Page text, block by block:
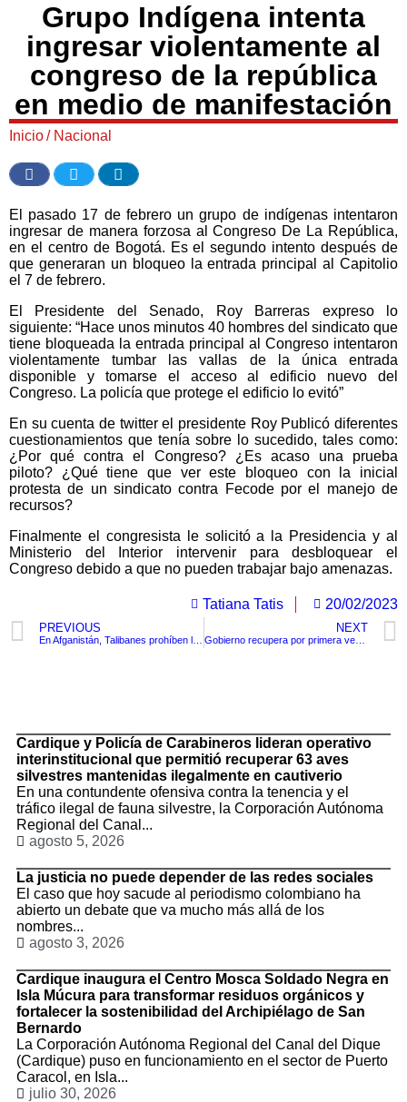
Grupo Indígena intenta
ingresar violentamente al
congreso de la república
en medio de manifestación
Inicio/ Nacional
El pasado 17 de febrero un grupo de indígenas intentaron
ingresar de manera forzosa al Congreso De La República,
en el centro de Bogotá. Es el segundo intento después de
que generaran un bloqueo la entrada principal al Capitolio
el 7 de febrero.
El Presidente del Senado, Roy Barreras expreso lo
siguiente: “Hace unos minutos 40 hombres del sindicato que
tiene bloqueada la entrada principal al Congreso intentaron
violentamente tumbar las vallas de la única entrada
disponible y tomarse el acceso al edificio nuevo del
Congreso. La policía que protege el edificio lo evitó”
En su cuenta de twitter el presidente Roy Publicó diferentes
cuestionamientos que tenía sobre lo sucedido, tales como:
¿Por qué contra el Congreso? ¿Es acaso una prueba
piloto? ¿Qué tiene que ver este bloqueo con la inicial
protesta de un sindicato contra Fecode por el manejo de
recursos?
Finalmente el congresista le solicitó a la Presidencia y al
Ministerio del Interior intervenir para desbloquear el
Congreso debido a que no pueden trabajar bajo amenazas.
Tatiana Tatis 20/02/2023
PREVIOUS NEXT
Gobierno recupera por primera vez un predio baldío en Islas del Rosario
Cardique y Policía de Carabineros lideran operativo
interinstitucional que permitió recuperar 63 aves
silvestres mantenidas ilegalmente en cautiverio
En una contundente ofensiva contra la tenencia y el
tráfico ilegal de fauna silvestre, la Corporación Autónoma
Regional del Canal...
agosto 5, 2026
La justicia no puede depender de las redes sociales
El caso que hoy sacude al periodismo colombiano ha
abierto un debate que va mucho más allá de los
nombres...
agosto 3, 2026
Cardique inaugura el Centro Mosca Soldado Negra en
Isla Múcura para transformar residuos orgánicos y
fortalecer la sostenibilidad del Archipiélago de San
Bernardo
La Corporación Autónoma Regional del Canal del Dique
(Cardique) puso en funcionamiento en el sector de Puerto
Caracol, en Isla...
julio 30, 2026